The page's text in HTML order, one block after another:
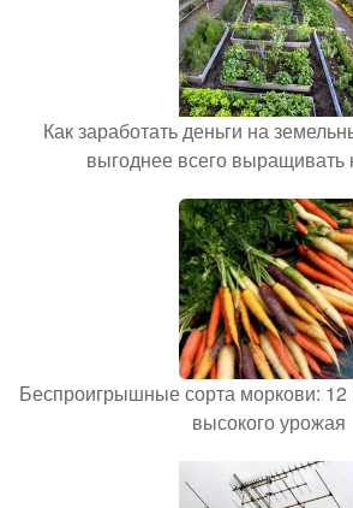
Как заработать деньги на
выгоднее всего выращивать
Беспроигрышные сорта моркови:
высокого урожая